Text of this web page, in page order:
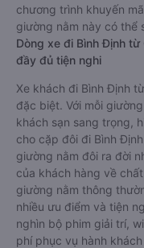
chương trình khuyến
giường nằm này có thể
Dòng xe đi Bình Định
đầy đủ tiện nghi
Xe khách đi Bình Định
đặc biệt. Với mỗi
khách sạn sang trọng,
cho cặp đôi đi Bình
giường nằm đôi ra đời
của khách hàng về
giường nằm thông
nhiều ưu điểm và tiện
nghìn bộ phim giải trí,
phí phục vụ hành